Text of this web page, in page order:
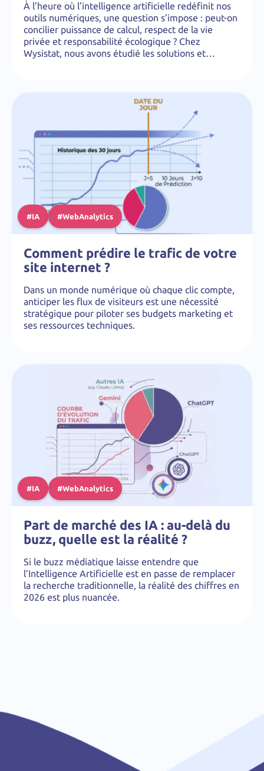
À l’heure où l’intelligence artificielle redéfinit nos
outils numériques, une question s’impose : peut-on
concilier puissance de calcul, respect de la vie
privée et responsabilité écologique ? Chez
Wysistat, nous avons étudié les solutions et…
#IA #WebAnalytics
Comment prédire le trafic de votre
site internet ?
Dans un monde numérique où chaque clic compte,
anticiper les flux de visiteurs est une nécessité
stratégique pour piloter ses budgets marketing et
ses ressources techniques.
#IA #WebAnalytics
Part de marché des IA : au-delà du
buzz, quelle est la réalité ?
Si le buzz médiatique laisse entendre que
l’Intelligence Artificielle est en passe de remplacer
la recherche traditionnelle, la réalité des chiffres en
2026 est plus nuancée.